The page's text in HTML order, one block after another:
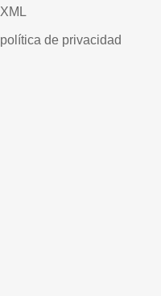
XML
política de privacidad